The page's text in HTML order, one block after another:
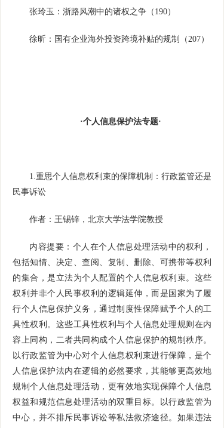
张玲玉：浙路风潮中的诸权之争（ 190）
徐昕：国有企业海外投资跨境补贴的规制（207）
·个人信息保护法专题·
1.重思个人信息权利束的保障机制：行政监管还是
民事诉讼
作者：王锡锌，北京大学法学院教授
内容提要：个人在个人信息处理活动中的权利，
包括知情、决定、查阅、复制、删除、可携带等权利
的集合，是立法为个人配置的个人信息权利束。这些
权利并非个人民事权利的逻辑延伸，而是国家为了履
行个人信息保护义务，通过制度性保障赋予个人的工
具性权利。这些工具性权利与个人信息处理规则在内
容上同构，二者共同构成个人信息保护的规制秩序。
以行政监管为中心对个人信息权利束进行保障，是个
人信息保护法内在逻辑的必然要求，其能够更高效地
规制个人信息处理活动，更有效地实现保障个人信息
权益和规范信息处理活动的双重目标。以行政监管为
中心，并不排斥民事诉讼等私法救济途径。如果违法